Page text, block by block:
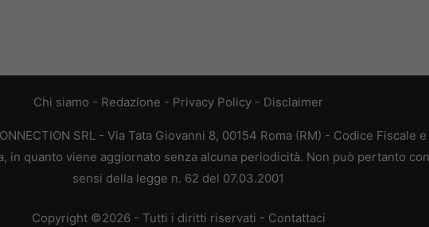
Chi siamo - Redazione - Privacy Policy - Disclaimer
SRL - Via Tata Giovanni 8, 00154 Roma (RM) - Codice Fiscale
in quanto viene aggiornato senza alcuna periodicità. Non può pertanto
sensi della legge n. 62 del 07.03.2001
Copyright ©2026 - Tutti i diritti riservati - Contattaci